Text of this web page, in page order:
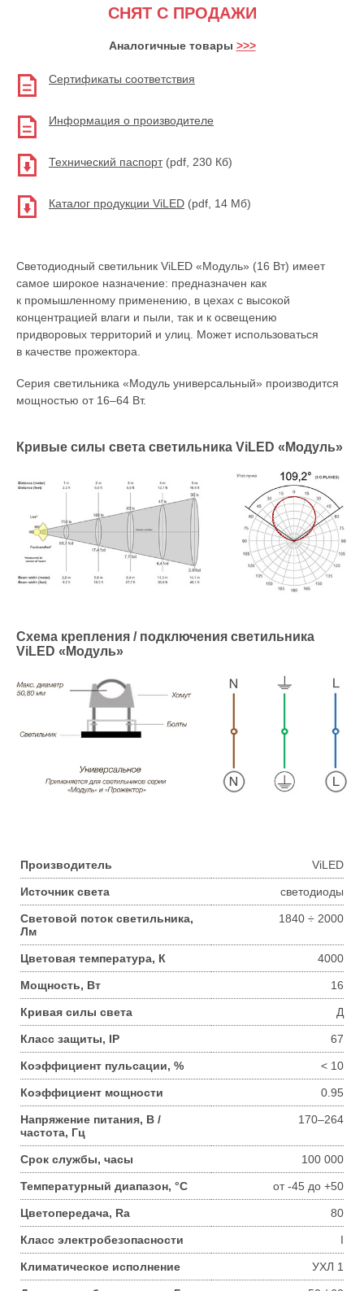
СНЯТ С ПРОДАЖИ
Аналогичные товары >>>
Сертификаты соответствия
Информация о производителе
Технический паспорт(pdf, 230 Кб)
Каталог продукции ViLED (pdf, 14 Мб)
Светодиодный светильник ViLED «Модуль» (16 Вт) имеет
самое широкое назначение: предназначен как
к промышленному применению, в цехах с высокой
концентрацией влаги и пыли, так и к освещению
придворовых территорий и улиц. Может использоваться
в качестве прожектора.
Серия светильника «Модуль универсальный» производится
мощностью от 16–64 Вт.
Кривые силы света светильника ViLED «Модуль»
Схема крепления / подключения светильника
ViLED «Модуль»
Производитель ViLED
Источник света светодиоды
Световой поток светильника,
Лм
1840 ÷ 2000
Цветовая температура, К 4000
Мощность, Вт 16
Кривая силы света Д
Класс защиты, IP 67
Коэффициент пульсации, % < 10
Коэффициент мощности 0.95
Напряжение питания, В /
частота, Гц
170–264
Срок службы, часы 100 000
Температурный диапазон, °С от -45 до +50
Цветопередача, Ra 80
Класс электробезопасности I
Климатическое исполнение УХЛ 1